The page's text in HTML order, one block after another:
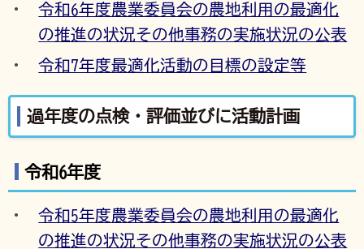
令和6年度農業委員会の農地利用の最適化
の推進の状況その他事務の実施状況の公表
令和7年度最適化活動の目標の設定等
過年度の点検・評価並びに活動計画
令和6年度
令和5年度農業委員会の農地利用の最適化
の推進の状況その他事務の実施状況の公表